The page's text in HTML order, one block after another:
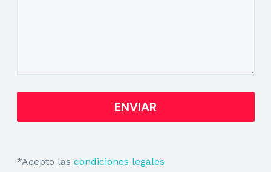
*Acepto las condiciones legales